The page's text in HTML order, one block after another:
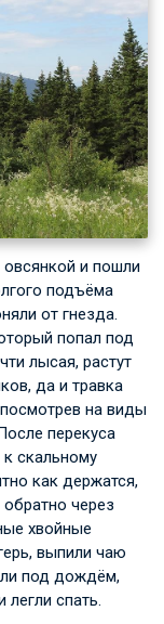
овсянкой и пошли
подъёма
от гнезда.
попал под
лысая, растут
да и травка
на виды
перекуса
скальному
как держатся,
через
хвойные
выпили чаю
под дождём,
спать.